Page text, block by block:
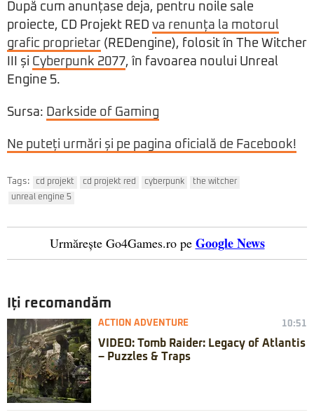
După cum anunțase deja, pentru noile sale
proiecte, CD Projekt RED va renunța la motorul
grafic proprietar (REDengine), folosit în The Witcher
III și Cyberpunk 2077, în favoarea noului Unreal
Engine 5.
Sursa: Darkside of Gaming
Ne puteți urmări și pe pagina oficială de Facebook!
Tags: cd projekt cd projekt red cyberpunk
the witcher
unreal engine 5
Urmărește Go4Games.ro pe Google News
Iți recomandăm
ACTION ADVENTURE 10:51
VIDEO: Tomb Raider: Legacy of Atlantis
– Puzzles & Traps